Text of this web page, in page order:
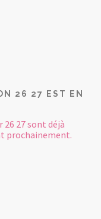
26 27 EST EN
27 sont déjà
prochainement.